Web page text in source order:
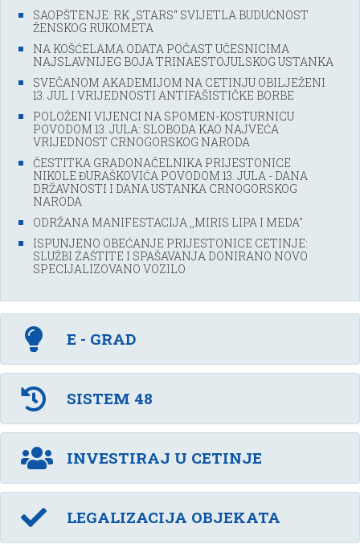
SAOPŠTENJE: RK „STARS“ SVIJETLA BUDUĆNOST
ŽENSKOG RUKOMETA
NA KOŠĆELAMA ODATA POČAST UČESNICIMA
NAJSLAVNIJEG BOJA TRINAESTOJULSKOG USTANKA
SVEČANOM AKADEMIJOM NA CETINJU OBILJEŽENI
13. JUL I VRIJEDNOSTI ANTIFAŠISTIČKE BORBE
POLOŽENI VIJENCI NA SPOMEN-KOSTURNICU
POVODOM 13. JULA: SLOBODA KAO NAJVEĆA
VRIJEDNOST CRNOGORSKOG NARODA
ČESTITKA GRADONAČELNIKA PRIJESTONICE
NIKOLE ĐURAŠKOVIĆA POVODOM 13. JULA - DANA
DRŽAVNOSTI I DANA USTANKA CRNOGORSKOG
NARODA
ODRŽANA MANIFESTACIJA ,,MIRIS LIPA I MEDA''
ISPUNJENO OBEĆANJE PRIJESTONICE CETINJE:
SLUŽBI ZAŠTITE I SPAŠAVANJA DONIRANO NOVO
SPECIJALIZOVANO VOZILO
E - GRAD
SISTEM 48
INVESTIRAJ U CETINJE
LEGALIZACIJA OBJEKATA